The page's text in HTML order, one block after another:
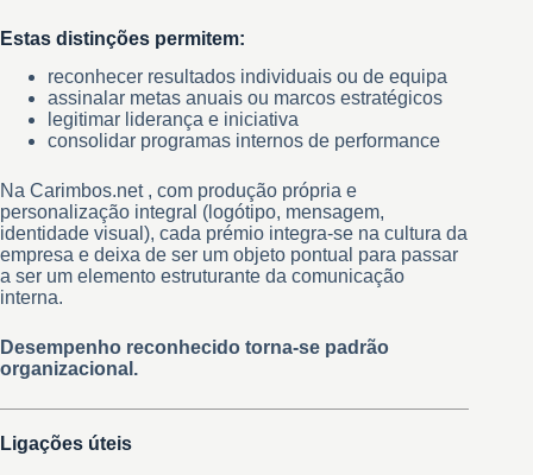
Estas distinções permitem:
reconhecer resultados individuais ou de equipa
assinalar metas anuais ou marcos estratégicos
legitimar liderança e iniciativa
consolidar programas internos de performance
Na Carimbos.net , com produção própria e
personalização integral (logótipo, mensagem,
identidade visual), cada prémio integra-se na cultura da
empresa e deixa de ser um objeto pontual para passar
a ser um elemento estruturante da comunicação
interna.
Desempenho reconhecido torna-se padrão
organizacional.
Ligações úteis